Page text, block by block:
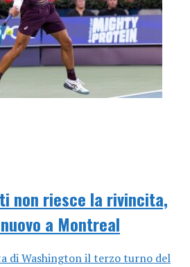
non riesce la rivincita,
a Montreal
di Washington il terzo turno del